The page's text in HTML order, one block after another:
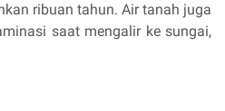
ribuan tahun. Air tanah juga
saat mengalir ke sungai,